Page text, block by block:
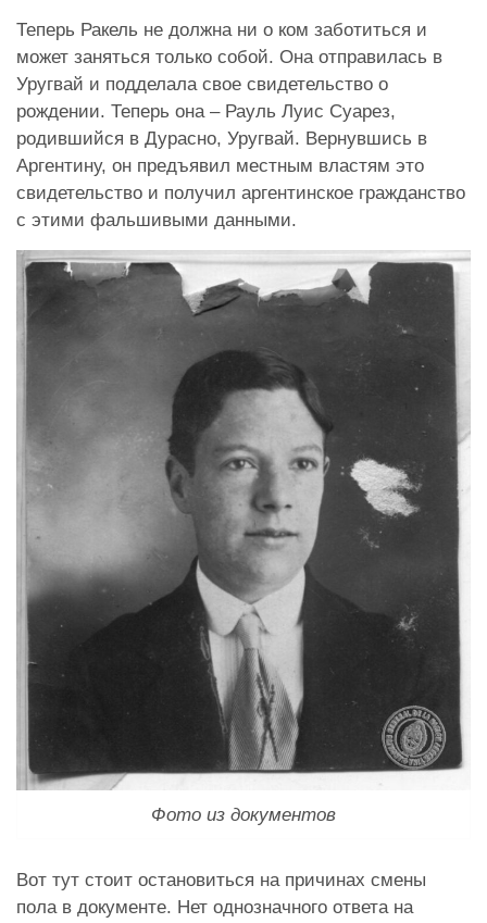
Теперь Ракель не должна ни о ком заботиться и
может заняться только собой. Она отправилась в
Уругвай и подделала свое свидетельство о
рождении. Теперь она – Рауль Луис Суарез,
родившийся в Дурасно, Уругвай. Вернувшись в
Аргентину, он предъявил местным властям это
свидетельство и получил аргентинское гражданство
с этими фальшивыми данными.
Фото из документов
Вот тут стоит остановиться на причинах смены
пола в документе. Нет однозначного ответа на